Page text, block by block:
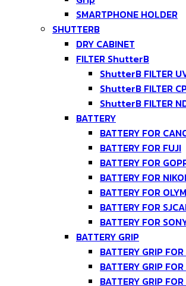
SMARTPHONE HOLDER
SHUTTERB
DRY CABINET
FILTER ShutterB
ShutterB FILTER
ShutterB FILTER
ShutterB FILTER
BATTERY
BATTERY FOR
BATTERY FOR FUJI
BATTERY FOR
BATTERY FOR
BATTERY FOR
BATTERY FOR
BATTERY FOR
BATTERY GRIP
BATTERY GRIP
BATTERY GRIP
BATTERY GRIP